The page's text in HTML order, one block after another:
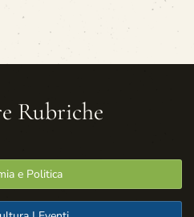
Rubriche
e Politica